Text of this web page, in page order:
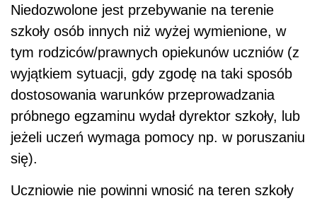
Niedozwolone jest przebywanie na terenie
szkoły osób innych niż wyżej wymienione, w
tym rodziców/prawnych opiekunów uczniów (z
wyjątkiem sytuacji, gdy zgodę na taki sposób
dostosowania warunków przeprowadzania
próbnego egzaminu wydał dyrektor szkoły, lub
jeżeli uczeń wymaga pomocy np. w poruszaniu
się).
Uczniowie nie powinni wnosić na teren szkoły